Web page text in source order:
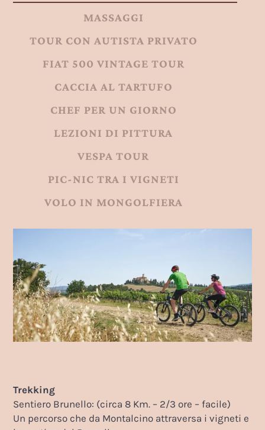
MASSAGGI
TOUR CON AUTISTA PRIVATO
FIAT 500 VINTAGE TOUR
CACCIA AL TARTUFO
CHEF PER UN GIORNO
LEZIONI DI PITTURA
VESPA TOUR
PIC-NIC TRA I VIGNETI
VOLO IN MONGOLFIERA
Trekking
Sentiero Brunello: (circa 8 Km. – 2/3 ore – facile)
Un percorso che da Montalcino attraversa i vigneti e